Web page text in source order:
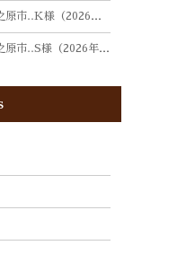
市‥K様（2026年3月）
市‥S様（2026年2月）